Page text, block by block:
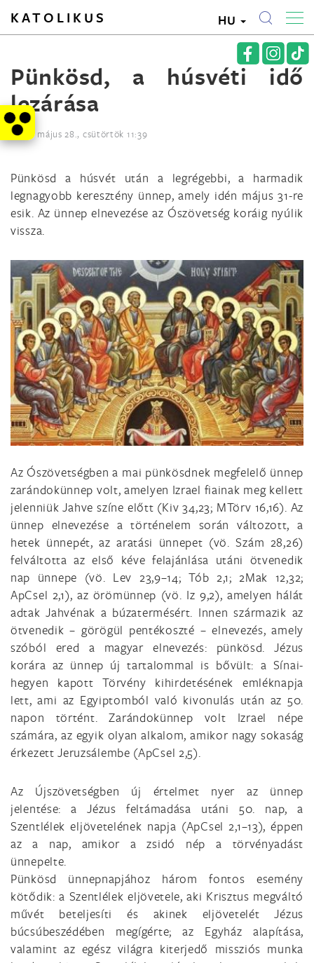
KATOLIKUS HU
Pünkösd, a húsvéti idő
lezárása
2020. május 28., csütörtök 11:39
Pünkösd a húsvét után a legrégebbi, a harmadik
legnagyobb keresztény ünnep, amely idén május 31-re
esik. Az ünnep elnevezése az Ószövetség koráig nyúlik
vissza.
Az Ószövetségben a mai pünkösdnek megfelelő ünnep
zarándokünnep volt, amelyen Izrael fiainak meg kellett
jelenniük Jahve színe előtt (Kiv 34,23; MTörv 16,16). Az
ünnep elnevezése a történelem során változott, a
hetek ünnepét, az aratási ünnepet (vö. Szám 28,26)
felváltotta az első kéve felajánlása utáni ötvenedik
nap ünnepe (vö. Lev 23,9–14; Tób 2,1; 2Mak 12,32;
ApCsel 2,1), az örömünnep (vö. Iz 9,2), amelyen hálát
adtak Jahvénak a búzatermésért. Innen származik az
ötvenedik – görögül pentékoszté – elnevezés, amely
szóból ered a magyar elnevezés: pünkösd. Jézus
korára az ünnep új tartalommal is bővült: a Sínai-
hegyen kapott Törvény kihirdetésének emléknapja
lett, ami az Egyiptomból való kivonulás után az 50.
napon történt. Zarándokünnep volt Izrael népe
számára, az egyik olyan alkalom, amikor nagy sokaság
érkezett Jeruzsálembe (ApCsel 2,5).
Az Újszövetségben új értelmet nyer az ünnep
jelentése: a Jézus feltámadása utáni 50. nap, a
Szentlélek eljövetelének napja (ApCsel 2,1–13), éppen
az a nap, amikor a zsidó nép a törvényadást
ünnepelte.
Pünkösd ünnepnapjához három fontos esemény
kötődik: a Szentlélek eljövetele, aki Krisztus megváltó
művét beteljesíti és akinek eljövetelét Jézus
búcsúbeszédében megígérte; az Egyház alapítása,
valamint az egész világra kiterjedő missziós munka